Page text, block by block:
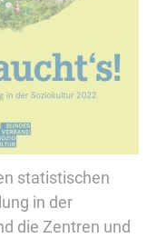
statistischen
in der
die Zentren und